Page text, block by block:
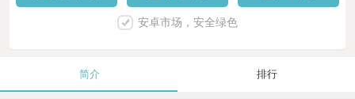
安卓市场，安全绿色
简介 排行